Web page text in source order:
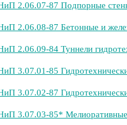
2.06.07-87 Подпорные
2.06.08-87 Бетонные и
2.06.09-84 Туннели
3.07.01-85
3.07.02-87
3.07.03-85*